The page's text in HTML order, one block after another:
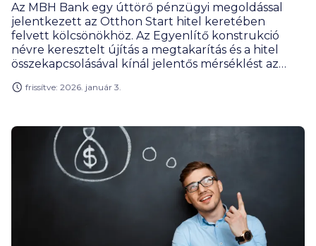
Az MBH Bank egy úttörő pénzügyi megoldással
jelentkezett az Otthon Start hitel keretében
felvett kölcsönökhöz. Az Egyenlítő konstrukció
névre keresztelt újítás a megtakarítás és a hitel
összekapcsolásával kínál jelentős mérséklést az
ügyfeleket a tudatos pénzügyi tervezésre.
frissítve: 2026. január 3.